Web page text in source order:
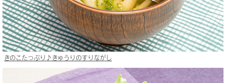
きのこたっぷり♪きゅうりのすりながし